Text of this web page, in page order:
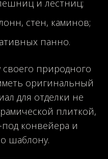
и лестниц;
стен, каминов;
панно.
своего природного
оригинальный
для отделки не
плиткой,
конвейера и
шаблону.